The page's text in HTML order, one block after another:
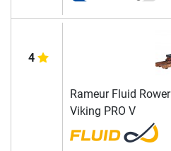
4
Rameur Fluid Rower
Viking PRO V